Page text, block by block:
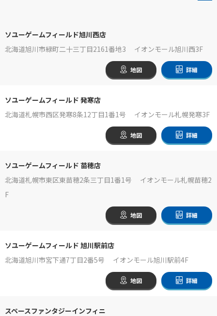
ソユーゲームフィールド旭川西店
北海道旭川市緑町二十三丁目2161番地3 イオンモール旭川西3F
地図 詳細
ソユーゲームフィールド 発寒店
北海道札幌市西区発寒8条12丁目1番1号 イオンモール札幌発寒3F
地図 詳細
ソユーゲームフィールド 苗穂店
北海道札幌市東区東苗穂2条三丁目1番1号 イオンモール札幌苗穂2
F
地図 詳細
ソユーゲームフィールド 旭川駅前店
北海道旭川市宮下通7丁目2番5号 イオンモール旭川駅前4F
地図 詳細
スペースファンタジーインフィニ